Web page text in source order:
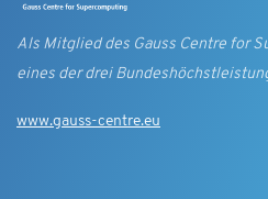
Als Mitglied des Gauss Centre for
eines der drei
www.gauss-centre.eu